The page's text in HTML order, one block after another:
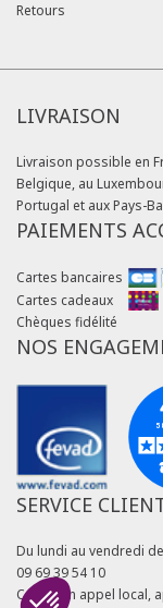
Retours
LIVRAISON
Livraison possible en
Belgique, au
Portugal et aux Pays-
PAIEMENTS
Cartes bancaires
Cartes cadeaux
Chèques fidélité
NOS
SERVICE
Du lundi au vendredi
09 69 39 54 10
Coût d'un appel local,